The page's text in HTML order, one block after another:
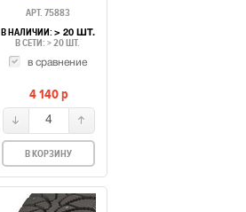
АРТ. 75883
В НАЛИЧИИ: > 20 ШТ.
В СЕТИ: > 20 ШТ.
в сравнение
4 140p
4
В КОРЗИНУ